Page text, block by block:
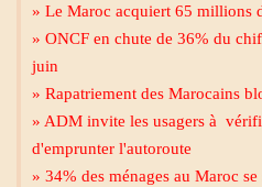
» Le Maroc acquiert 65 millions
» ONCF en chute de 36% du
juin
» Rapatriement des Marocains
» ADM invite les usagers à
d'emprunter l'autoroute
» 34% des ménages au Maroc